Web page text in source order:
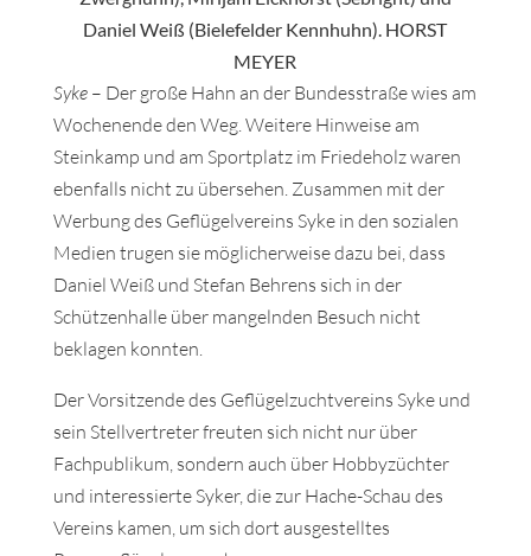
Daniel Weiß (Bielefelder Kennhuhn). HORST
MEYER
Syke – Der große Hahn an der Bundesstraße wies am
Wochenende den Weg. Weitere Hinweise am
Steinkamp und am Sportplatz im Friedeholz waren
ebenfalls nicht zu übersehen. Zusammen mit der
Werbung des Geflügelvereins Syke in den sozialen
Medien trugen sie möglicherweise dazu bei, dass
Daniel Weiß und Stefan Behrens sich in der
Schützenhalle über mangelnden Besuch nicht
beklagen konnten.
Der Vorsitzende des Geflügelzuchtvereins Syke und
sein Stellvertreter freuten sich nicht nur über
Fachpublikum, sondern auch über Hobbyzüchter
und interessierte Syker, die zur Hache-Schau des
Vereins kamen, um sich dort ausgestelltes